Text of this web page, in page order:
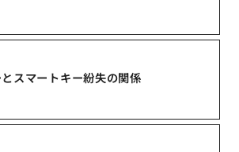
スマートキー紛失の関係